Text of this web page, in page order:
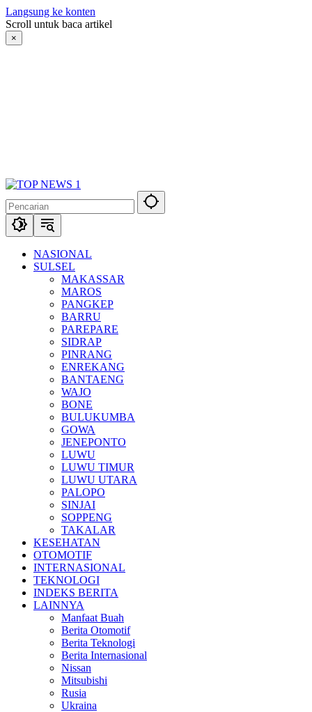
Langsung ke konten
Scroll untuk baca artikel
×
NASIONAL
SULSEL
MAKASSAR
MAROS
PANGKEP
BARRU
PAREPARE
SIDRAP
PINRANG
ENREKANG
BANTAENG
WAJO
BONE
BULUKUMBA
GOWA
JENEPONTO
LUWU
LUWU TIMUR
LUWU UTARA
PALOPO
SINJAI
SOPPENG
TAKALAR
KESEHATAN
OTOMOTIF
INTERNASIONAL
TEKNOLOGI
INDEKS BERITA
LAINNYA
Manfaat Buah
Berita Otomotif
Berita Teknologi
Berita Internasional
Nissan
Mitsubishi
Rusia
Ukraina